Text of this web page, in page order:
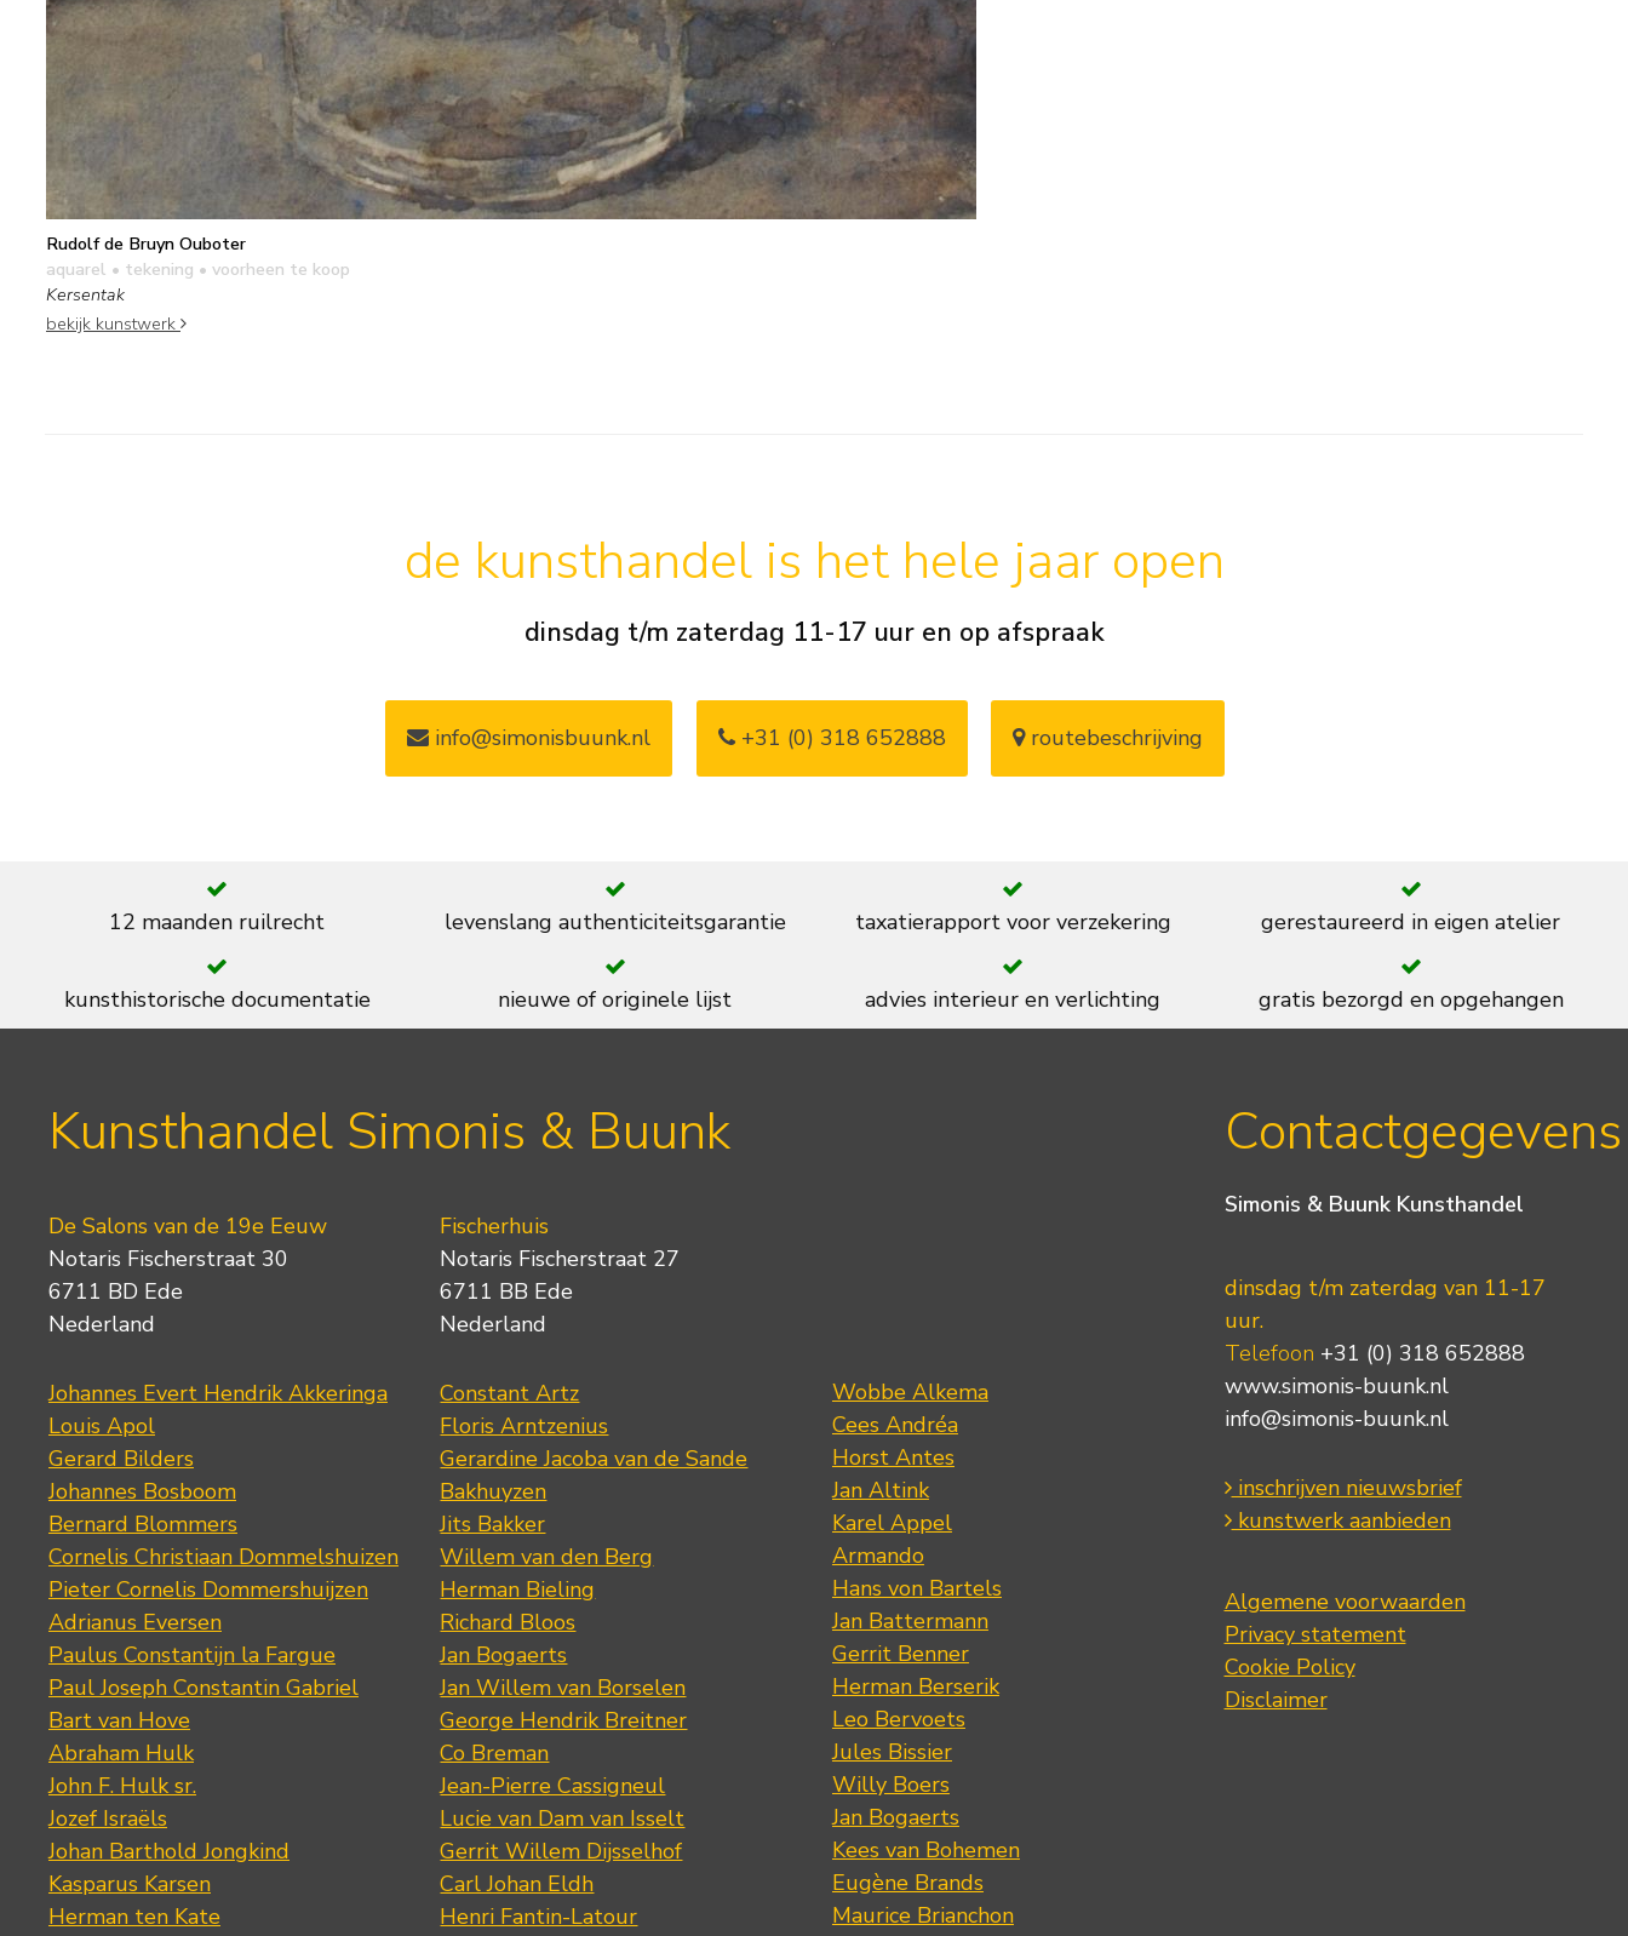
Rudolf de Bruyn Ouboter
aquarel • tekening • voorheen te koop
Kersentak
bekijk kunstwerk
de kunsthandel is het hele jaar open
dinsdag t/m zaterdag 11-17 uur en op afspraak
info@simonisbuunk.nl +31 (0) 318 652888 routebeschrijving
12 maanden ruilrecht levenslang authenticiteitsgarantie taxatierapport voor verzekering gerestaureerd in eigen atelier
kunsthistorische documentatie nieuwe of originele lijst advies interieur en verlichting gratis bezorgd en opgehangen
Kunsthandel Simonis & Buunk
De Salons van de 19e Eeuw
Notaris Fischerstraat 30
6711 BD Ede
Nederland
Johannes Evert Hendrik Akkeringa
Louis Apol
Gerard Bilders
Johannes Bosboom
Bernard Blommers
Cornelis Christiaan Dommelshuizen
Pieter Cornelis Dommershuijzen
Adrianus Eversen
Paulus Constantijn la Fargue
Paul Joseph Constantin Gabriel
Bart van Hove
Abraham Hulk
John F. Hulk sr.
Jozef Israëls
Johan Barthold Jongkind
Kasparus Karsen
Herman ten Kate
Fischerhuis
Notaris Fischerstraat 27
6711 BB Ede
Nederland
Constant Artz
Floris Arntzenius
Gerardine Jacoba van de Sande
Bakhuyzen
Jits Bakker
Willem van den Berg
Herman Bieling
Richard Bloos
Jan Bogaerts
Jan Willem van Borselen
George Hendrik Breitner
Co Breman
Jean-Pierre Cassigneul
Lucie van Dam van Isselt
Gerrit Willem Dijsselhof
Carl Johan Eldh
Henri Fantin-Latour
Wobbe Alkema
Cees Andréa
Horst Antes
Jan Altink
Karel Appel
Armando
Hans von Bartels
Jan Battermann
Gerrit Benner
Herman Berserik
Leo Bervoets
Jules Bissier
Willy Boers
Jan Bogaerts
Kees van Bohemen
Eugène Brands
Maurice Brianchon
Contactgegevens
Simonis & Buunk Kunsthandel
dinsdag t/m zaterdag van 11-17
uur.
Telefoon +31 (0) 318 652888
www.simonis-buunk.nl
info@simonis-buunk.nl
inschrijven nieuwsbrief
kunstwerk aanbieden
Algemene voorwaarden
Privacy statement
Cookie Policy
Disclaimer